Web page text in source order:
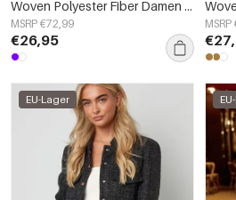
Woven Polyester Fiber Damen Bomberjacke Casual Blumenmuster
MSRP €72,99
€26,95
EU-Lager